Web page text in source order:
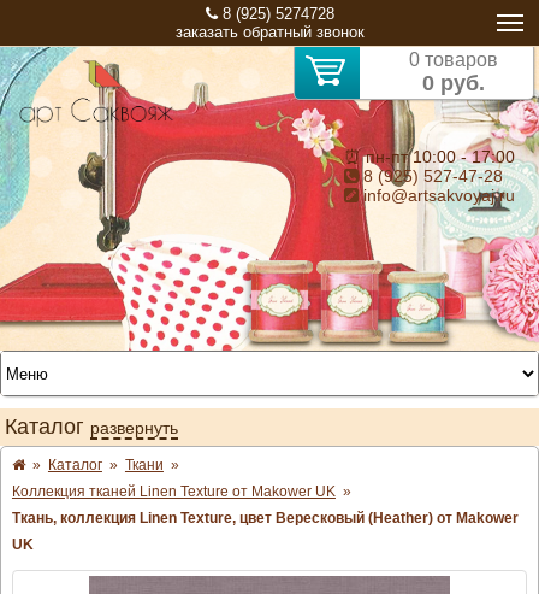
8 (925) 5274728
заказать обратный звонок
0 товаров
0 руб.
⏰ пн-пт 10:00 - 17:00
8 (925) 527-47-28
info@artsakvoyaj.ru
Каталог развернуть
» Каталог » Ткани »
Коллекция тканей Linen Texture от Makower UK »
Ткань, коллекция Linen Texture, цвет Вересковый (Heather) от Makower
UK